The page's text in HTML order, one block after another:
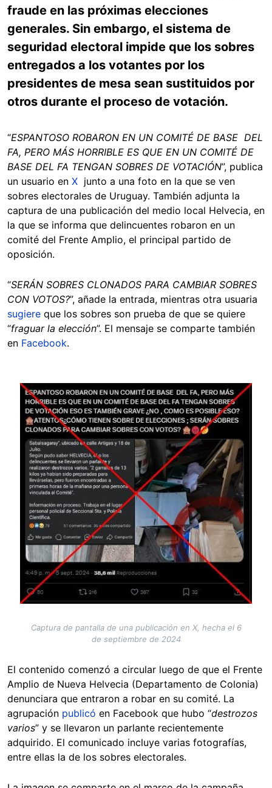
fraude en las próximas elecciones
generales. Sin embargo, el sistema de
seguridad electoral impide que los sobres
entregados a los votantes por los
presidentes de mesa sean sustituidos por
otros durante el proceso de votación.
“ESPANTOSO ROBARON EN UN COMITÉ DE BASE DEL
FA, PERO MÁS HORRIBLE ES QUE EN UN COMITÉ DE
BASE DEL FA TENGAN SOBRES DE VOTACIÓN”, publica
un usuario en X junto a una foto en la que se ven
sobres electorales de Uruguay. También adjunta la
captura de una publicación del medio local Helvecia, en
la que se informa que delincuentes robaron en un
comité del Frente Amplio, el principal partido de
oposición.
“SERÁN SOBRES CLONADOS PARA CAMBIAR SOBRES
CON VOTOS?”, añade la entrada, mientras otra usuaria
sugiere que los sobres son prueba de que se quiere
“fraguar la elección”. El mensaje se comparte también
en Facebook.
Image
Captura de pantalla de una publicación en X, hecha el 6
de septiembre de 2024
El contenido comenzó a circular luego de que el Frente
Amplio de Nueva Helvecia (Departamento de Colonia)
denunciara que entraron a robar en su comité. La
agrupación publicó en Facebook que hubo “destrozos
varios” y se llevaron un parlante recientemente
adquirido. El comunicado incluye varias fotografías,
entre ellas la de los sobres electorales.